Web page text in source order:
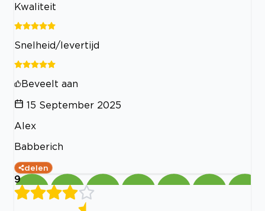
Kwaliteit
Snelheid/levertijd
Beveelt aan
15 September 2025
Alex
Babberich
delen
9